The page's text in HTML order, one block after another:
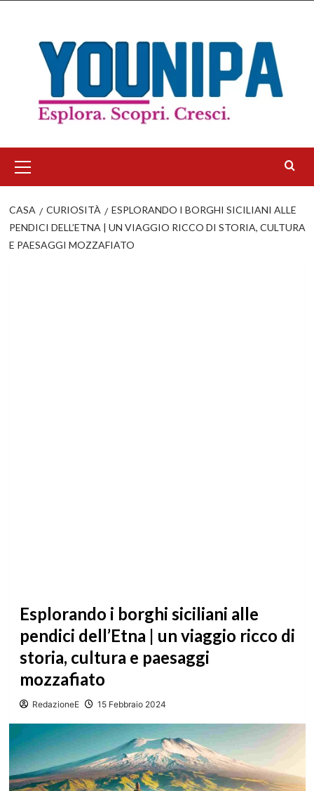
contenuto
principale
CASA CURIOSITÀ
ESPLORANDO I BORGHI SICILIANI ALLE
PENDICI DELL’ETNA | UN VIAGGIO RICCO DI STORIA, CULTURA
E PAESAGGI MOZZAFIATO
Esplorando i borghi siciliani alle
pendici dell’Etna | un viaggio ricco di
storia, cultura e paesaggi
mozzafiato
RedazioneE 15 Febbraio 2024